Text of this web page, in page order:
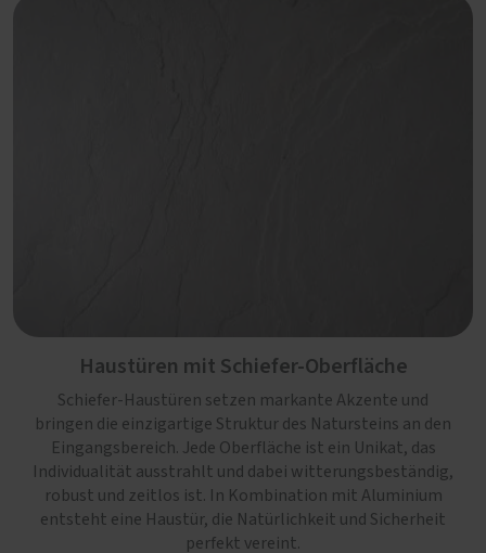
Haustüren mit Schiefer-Oberfläche
Schiefer-Haustüren setzen markante Akzente und
bringen die einzigartige Struktur des Natursteins an den
Eingangsbereich. Jede Oberfläche ist ein Unikat, das
Individualität ausstrahlt und dabei witterungsbeständig,
robust und zeitlos ist. In Kombination mit Aluminium
entsteht eine Haustür, die Natürlichkeit und Sicherheit
perfekt vereint.